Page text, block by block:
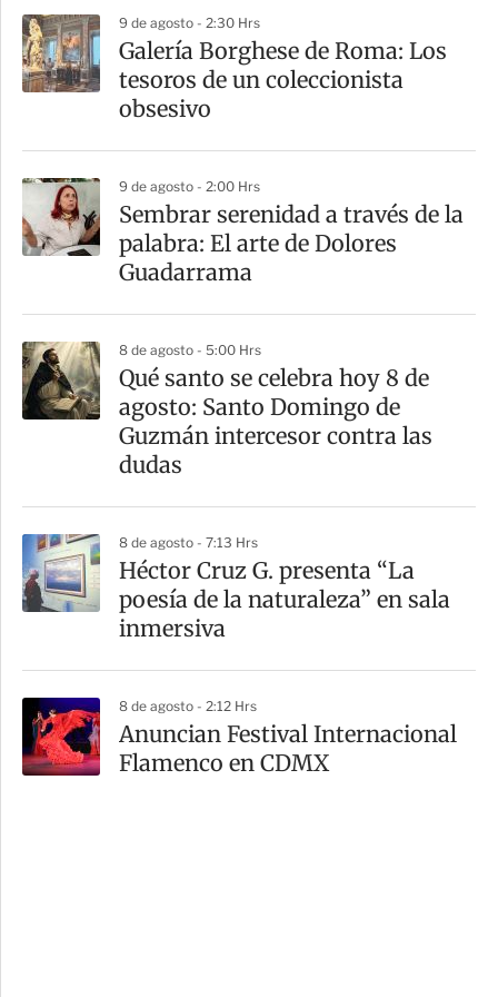
a
r
t
9 de agosto - 2:30 Hrs
Galería Borghese de Roma: Los
tesoros de un coleccionista
obsesivo
9 de agosto - 2:00 Hrs
Sembrar serenidad a través de la
palabra: El arte de Dolores
Guadarrama
8 de agosto - 5:00 Hrs
Qué santo se celebra hoy 8 de
agosto: Santo Domingo de
Guzmán intercesor contra las
dudas
8 de agosto - 7:13 Hrs
Héctor Cruz G. presenta “La
poesía de la naturaleza” en sala
inmersiva
8 de agosto - 2:12 Hrs
Anuncian Festival Internacional
Flamenco en CDMX